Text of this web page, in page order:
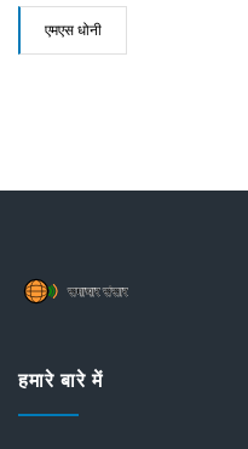
एमएस धोनी
हमारे बारे में